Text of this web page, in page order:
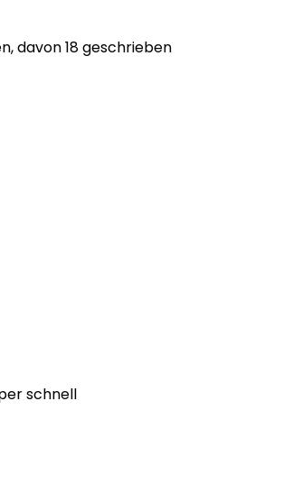
davon 18 geschrieben
schnell